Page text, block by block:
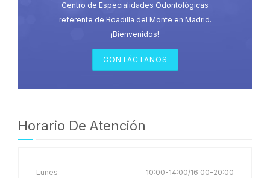
Centro de Especialidades Odontológicas
referente de Boadilla del Monte en Madrid.
¡Bienvenidos!
CONTÁCTANOS
Horario De Atención
Lunes 10:00-14:00/16:00-20:00